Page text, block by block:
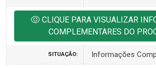
CLIQUE PARA VISUALIZAR
COMPLEMENTARES DO
SITUAÇÃO: Informações